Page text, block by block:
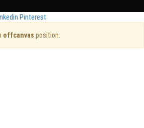
Pinterest
offcanvas position.